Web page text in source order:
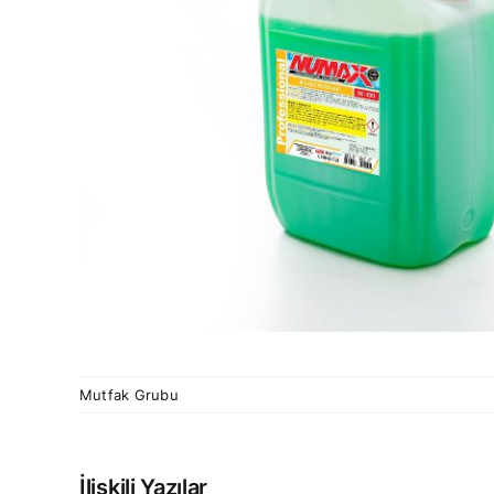
Mutfak Grubu
İlişkili Yazılar